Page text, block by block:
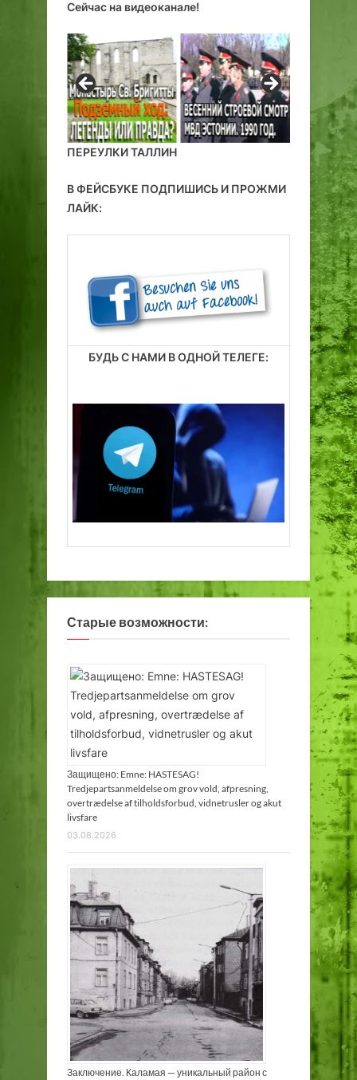
т
а
в
к
е
-
м
д
и
в
л
Сейчас на видеоканале!
ПЕРЕУЛКИ ТАЛЛИН
В ФЕЙСБУКЕ ПОДПИШИСЬ И ПРОЖМИ
ЛАЙК:
БУДЬ С НАМИ В ОДНОЙ ТЕЛЕГЕ:
Старые возможности:
Защищено: Emne: HASTESAG!
Tredjepartsanmeldelse om grov vold, afpresning,
overtrædelse af tilholdsforbud, vidnetrusler og akut
livsfare
03.08.2026
Заключение. Каламая — уникальный район с